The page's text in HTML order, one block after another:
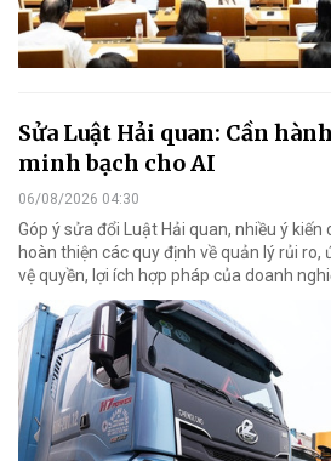
Sửa Luật Hải quan: Cần
minh bạch cho AI
06/08/2026 04:30
Góp ý sửa đổi Luật Hải quan, nhiều ý
hoàn thiện các quy định về quản lý rủi ro,
vệ quyền, lợi ích hợp pháp của doanh